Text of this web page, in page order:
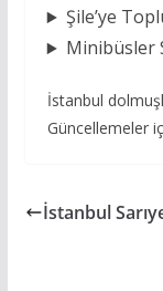
Şile’ye
Minibüsler
İstanbul
Güncellemeler
İstanbul